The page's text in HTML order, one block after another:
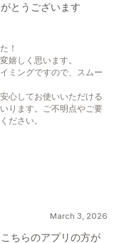
とうございます
！
嬉しく思います。
ミングですので、スムー
心してお使いいただける
ります。ご不明点やご要
ださい。
March 3, 2026
ちらのアプリの方が